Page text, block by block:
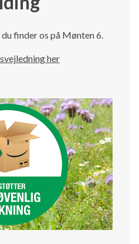
finder os på Mønten 6.
her